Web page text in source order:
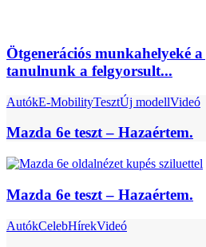
Ötgenerációs munkahelyeké
tanulnunk a felgyorsult...
AutókE-MobilityTesztÚj modellVideó
Mazda 6e teszt – Hazaértem.
Mazda 6e teszt – Hazaértem.
AutókCelebHírekVideó